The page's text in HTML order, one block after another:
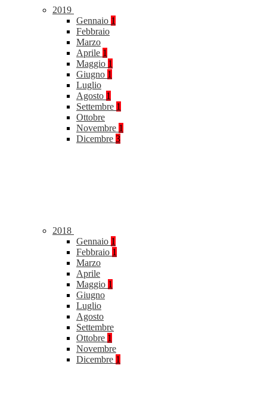
2019
Gennaio 1
Febbraio
Marzo
Aprile 1
Maggio 1
Giugno 1
Luglio
Agosto 1
Settembre 1
Ottobre
Novembre 1
Dicembre 3
2018
Gennaio 1
Febbraio 1
Marzo
Aprile
Maggio 1
Giugno
Luglio
Agosto
Settembre
Ottobre 1
Novembre
Dicembre 1